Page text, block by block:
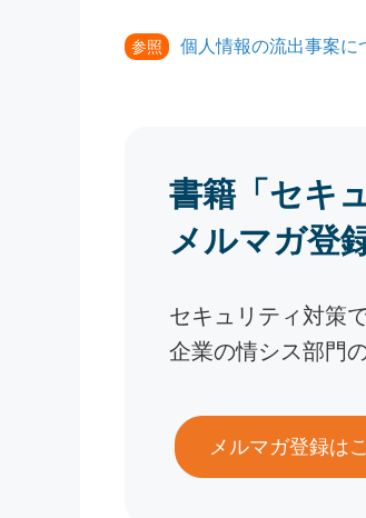
参照 個人情報の流出事案に
書籍「セキ
メルマガ登
セキュリティ対策
企業の情シス部門
メルマガ登録は